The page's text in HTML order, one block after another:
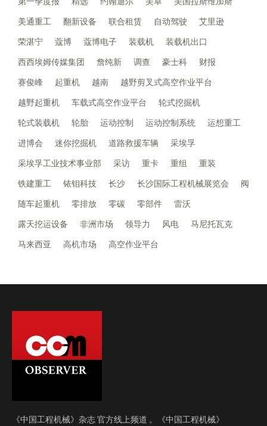
美通重工
翻新设备 联合租赁 自动驾驶
艾里逊
荣湛宁
蔻博 蔻博电子 装载机
装载机出口
西西埃姆传媒集团
詹纯新 调查 豪士科
财报
赛俊峰
起重机 越南
越野剪叉式高空作业平台
越野起重机
车载式高空作业平台
轮式挖掘机
轮式装载机
轮胎 运动控制 运动控制系统
运想重工
进博会
迷你挖掘机 道路救援车辆
采埃孚
采埃孚工业技术事业部
采访 重卡 重组
重装
铁建重工
铱钼科技 长沙 长沙国际工程机械展览会
阀
随车起重机
零排放 零碳 零部件
雷沃
露天挖运设备
非洲市场 领导力 风电
马尼托瓦克
马来西亚
高机市场 高空作业平台
《中国工程机械》杂志 官方线上频道 。《中国工程机械》